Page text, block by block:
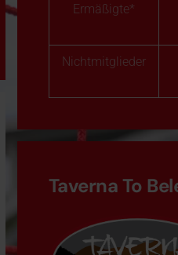
Ermäßigte*
Nichtmitglieder
Taverna To